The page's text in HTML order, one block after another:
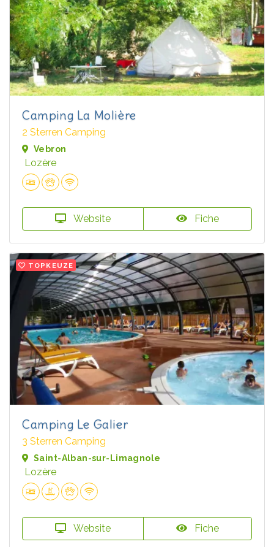
Camping La Molière
2 Sterren Camping
Vebron
Lozère
Website Fiche
TOPKEUZE
Camping Le Galier
3 Sterren Camping
Saint-Alban-sur-Limagnole
Lozère
Website Fiche